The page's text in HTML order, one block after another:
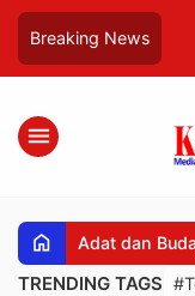
Breaking News
menu
home Adat dan
TRENDING TAGS